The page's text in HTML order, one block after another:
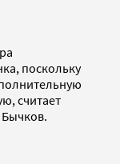
поскольку
считает